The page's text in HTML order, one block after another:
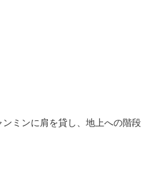
ミンに肩を貸し、地上への階段